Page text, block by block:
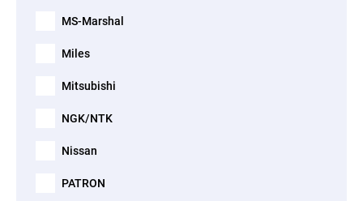
MS-Marshal
Miles
Mitsubishi
NGK/NTK
Nissan
PATRON